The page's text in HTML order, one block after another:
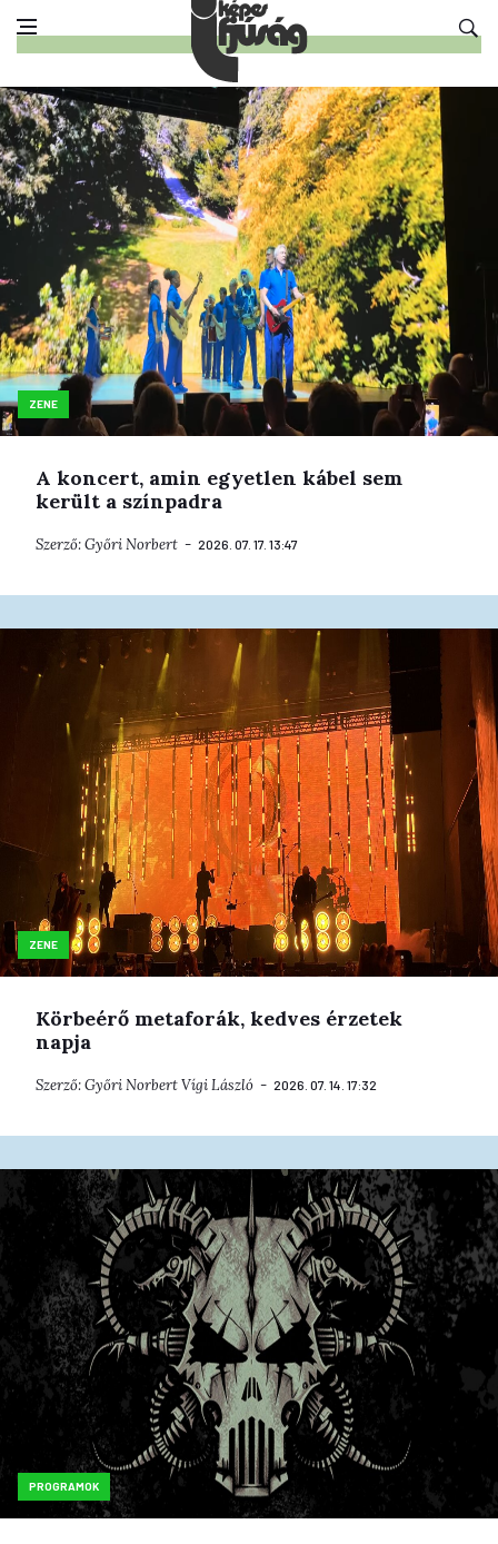
ZENE
A koncert, amin egyetlen kábel sem
került a színpadra
Szerző:Győri Norbert 2026. 07. 17. 13:47
ZENE
Körbeérő metaforák, kedves érzetek
napja
Szerző:Győri NorbertVígi László 2026. 07. 14. 17:32
PROGRAMOK